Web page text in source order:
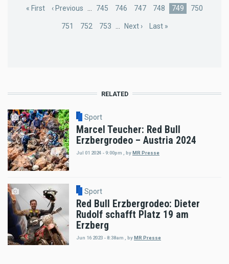
First
« First
Previous
‹ Previous … Page
745 Page
746 Page
747 Page
748
Current
749 Page
750
Page
751 Page
752 Page
753 …
Next
Next ›
Last
Last »
RELATED
Sport
Marcel Teucher: Red Bull
Erzbergrodeo – Austria 2024
Jul 01 2024 - 9:00pm , byMR Presse
Sport
Red Bull Erzbergrodeo: Dieter
Rudolf schafft Platz 19 am
Erzberg
Jun 16 2023 - 8:38am byMR Presse